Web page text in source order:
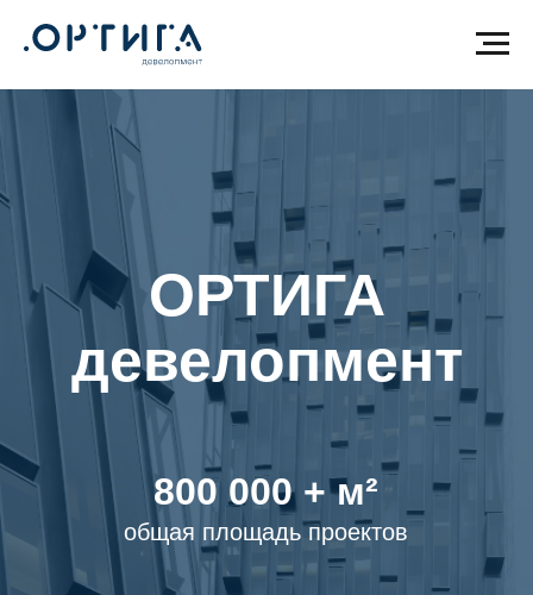
800 000 + м²
общая площадь проектов
ОРТИГА
девелопмент